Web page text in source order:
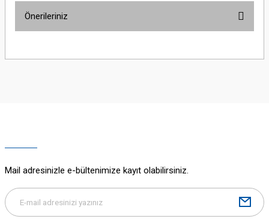
Önerileriniz
yetersiz gördüğünüz noktaları öneri formunu kullanarak tarafımıza
Bu ürüne benzer farklı alternatifler olmalı.
Mail adresinizle e-bültenimize kayıt olabilirsiniz.